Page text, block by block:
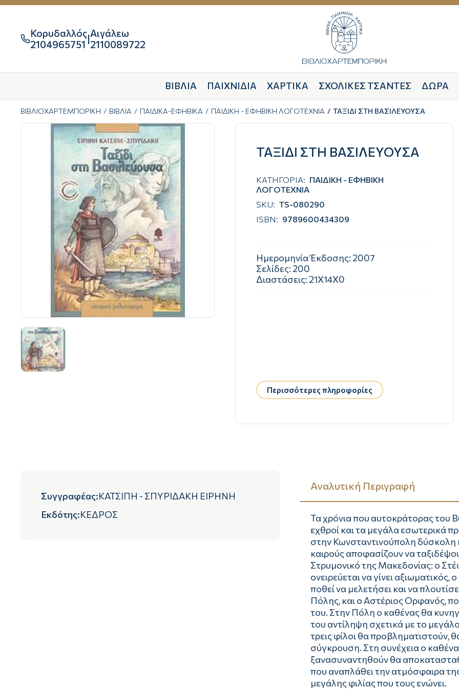
Κορυδαλλός
2104965751 |Αιγάλεω
2110089722
ΒΙΒΛΙΑ ΠΑΙΧΝΙΔΙΑ ΧΑΡΤΙΚΑ ΣΧΟΛΙΚΕΣ ΤΣΑΝΤΕΣ ΔΩΡΑ
ΒΙΒΛΙΟΧΑΡΤΕΜΠΟΡΙΚΗ ΒΙΒΛΙΑ ΠΑΙΔΙΚΑ-ΕΦΗΒΙΚΑ ΠΑΙΔΙΚΗ - ΕΦΗΒΙΚΗ ΛΟΓΟΤΕΧΝΙΑ ΤΑΞΙΔΙ ΣΤΗ ΒΑΣΙΛΕΥΟΥΣΑ
ΤΑΞΙΔΙ ΣΤΗ ΒΑΣΙΛΕΥΟΥΣΑ
ΚΑΤΗΓΟΡΙΑ: ΠΑΙΔΙΚΗ - ΕΦΗΒΙΚΗ
ΛΟΓΟΤΕΧΝΙΑ
SKU: TS-080290
ISBN: 9789600434309
Ημερομηνία Έκδοσης: 2007
Σελίδες: 200
Διαστάσεις: 21Χ14Χ0
Περισσότερες πληροφορίες
Συγγραφέας:ΚΑΤΣΙΠΗ - ΣΠΥΡΙΔΑΚΗ ΕΙΡΗΝΗ
Εκδότης:ΚΕΔΡΟΣ
Αναλυτική Περιγραφή
Τα χρόνια που αυτοκράτορας του
εχθροί και τα μεγάλα εσωτερικά
στην Κωνσταντινούπολη δύσκολη
καιρούς αποφασίζουν να
Στρυμονικό της Μακεδονίας: ο
ονειρεύεται να γίνει
ποθεί να μελετήσει και να
Πόλης, και ο Αστέριος Ορφανός,
του. Στην Πόλη ο καθένας θα
του αντίληψη σχετικά με το
τρεις φίλοι θα προβληματιστούν,
σύγκρουση. Στη συνέχεια ο
ξανασυναντηθούν θα
που αναπλάθει την ατμόσφαιρα
μεγάλης φιλίας που τους ενώνει.